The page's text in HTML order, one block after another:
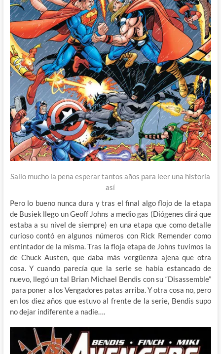
Salio mucho la pena esperar tantos años para leer una historia
así
Pero lo bueno nunca dura y tras el final algo flojo de la etapa
de Busiek llego un Geoff Johns a medio gas (Diógenes dirá que
estaba a su nivel de siempre) en una etapa que como detalle
curioso contó en algunos números con Rick Remender como
entintador de la misma. Tras la floja etapa de Johns tuvimos la
de Chuck Austen, que daba más vergüenza ajena que otra
cosa. Y cuando parecía que la serie se había estancado de
nuevo, llegó un tal Brian Michael Bendis con su “Disassemble”
para poner a los Vengadores patas arriba. Y otra cosa no, pero
en los diez años que estuvo al frente de la serie, Bendis supo
no dejar indiferente a nadie….